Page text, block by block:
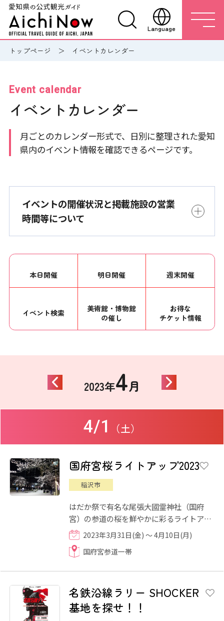
Language
トップページ イベントカレンダー
Event calendar
イベントカレンダー
月ごとのカレンダー形式で、日別に整理された愛知
県内のイベント情報を確認できるページです。
イベントの開催状況と掲載施設の営業
時間等について
本日開催 明日開催 週末開催
イベント検索
美術館・博物館
の催し
お得な
チケット情報
2023年4月
4/1 （土）
国府宮桜ライトアップ2023
稲沢市
はだか祭で有名な尾張大國霊神社（国府
宮）の参道の桜を鮮やかに彩るライトアッ
プが行われます。
2023年3月31日(金) ～ 4月10日(月)
国府宮参道一帯
名鉄沿線ラリー SHOCKER
基地を探せ！！